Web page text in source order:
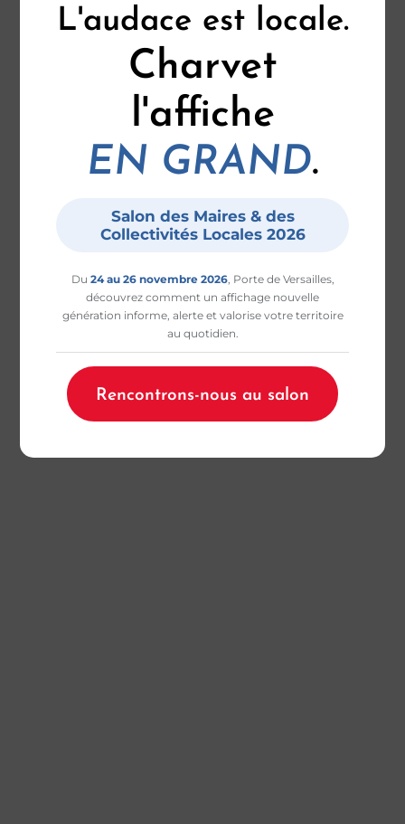
L'audace est locale.
Charvet
l'affiche
EN GRAND.
Salon des Maires & des
Collectivités Locales 2026
Du 24 au 26 novembre 2026, Porte de Versailles,
découvrez comment un affichage nouvelle
génération informe, alerte et valorise votre territoire
au quotidien.
Rencontrons-nous au salon